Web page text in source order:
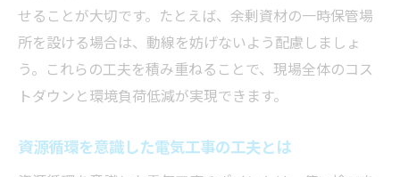
せることが大切です。たとえば、余剰資材の一時保管場
所を設ける場合は、動線を妨げないよう配慮しましょ
う。これらの工夫を積み重ねることで、現場全体のコス
トダウンと環境負荷低減が実現できます。
資源循環を意識した電気工事の工夫とは